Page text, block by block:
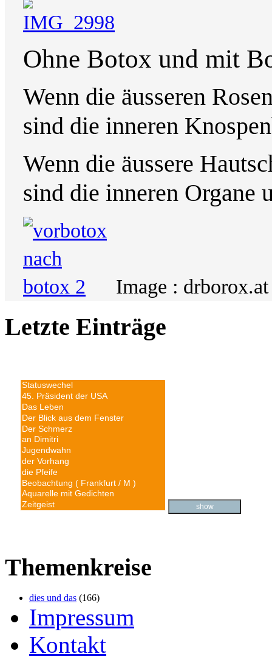
Ohne Botox und mit
Wenn die äusseren
sind die inneren
Wenn die äussere
sind die inneren Organe
Image : drborox.at
Letzte Einträge
Themenkreise
dies und das (166)
Impressum
Kontakt